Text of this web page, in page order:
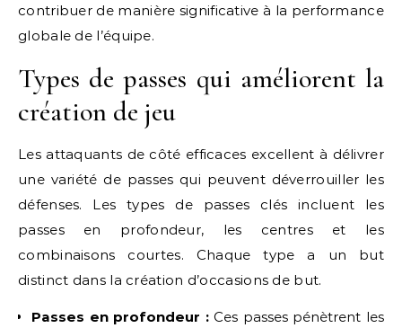
contribuer de manière significative à la performance
globale de l’équipe.
Types de passes qui améliorent la
création de jeu
Les attaquants de côté efficaces excellent à délivrer
une variété de passes qui peuvent déverrouiller les
défenses. Les types de passes clés incluent les
passes en profondeur, les centres et les
combinaisons courtes. Chaque type a un but
distinct dans la création d’occasions de but.
Passes en profondeur :Ces passes pénètrent les